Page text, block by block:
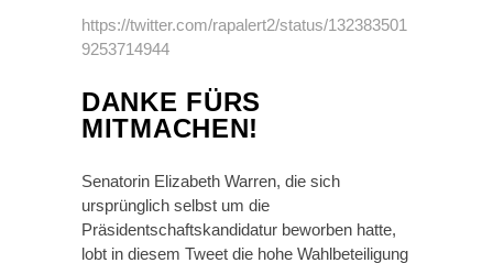
https://twitter.com/rapalert2/status/132383501
9253714944
DANKE FÜRS
MITMACHEN!
Senatorin Elizabeth Warren, die sich
ursprünglich selbst um die
Präsidentschaftskandidatur beworben hatte,
lobt in diesem Tweet die hohe Wahlbeteiligung